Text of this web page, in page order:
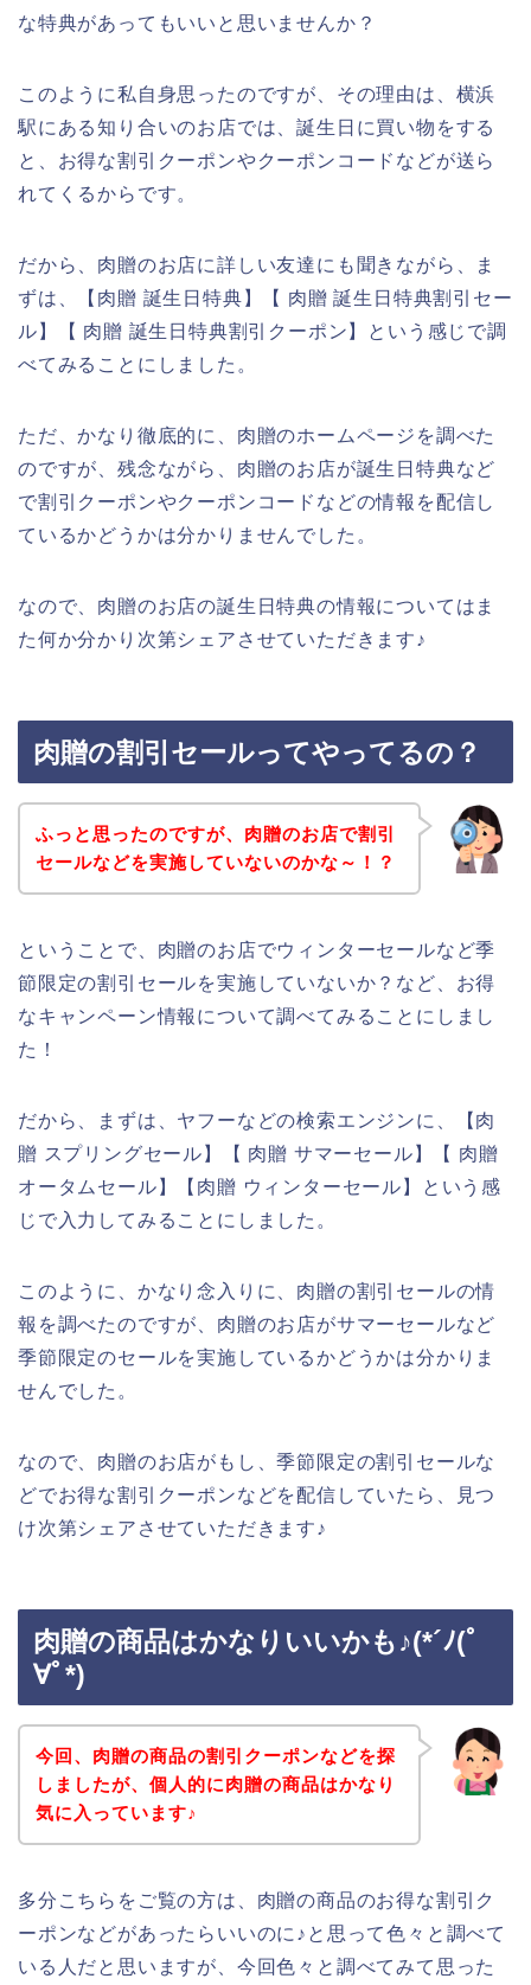
な特典があってもいいと思いませんか？
このように私自身思ったのですが、その理由は、横浜
駅にある知り合いのお店では、誕生日に買い物をする
と、お得な割引クーポンやクーポンコードなどが送ら
れてくるからです。
だから、肉贈のお店に詳しい友達にも聞きながら、ま
ずは、【肉贈 誕生日特典】【 肉贈 誕生日特典割引セー
ル】【 肉贈 誕生日特典割引クーポン】という感じで調
べてみることにしました。
ただ、かなり徹底的に、肉贈のホームページを調べた
のですが、残念ながら、肉贈のお店が誕生日特典など
で割引クーポンやクーポンコードなどの情報を配信し
ているかどうかは分かりませんでした。
なので、肉贈のお店の誕生日特典の情報についてはま
た何か分かり次第シェアさせていただきます♪
肉贈の割引セールってやってるの？
ふっと思ったのですが、肉贈のお店で割引
セールなどを実施していないのかな～！？
ということで、肉贈のお店でウィンターセールなど季
節限定の割引セールを実施していないか？など、お得
なキャンペーン情報について調べてみることにしまし
た！
だから、まずは、ヤフーなどの検索エンジンに、【肉
贈 スプリングセール】【 肉贈 サマーセール】【 肉贈
オータムセール】【肉贈 ウィンターセール】という感
じで入力してみることにしました。
このように、かなり念入りに、肉贈の割引セールの情
報を調べたのですが、肉贈のお店がサマーセールなど
季節限定のセールを実施しているかどうかは分かりま
せんでした。
なので、肉贈のお店がもし、季節限定の割引セールな
どでお得な割引クーポンなどを配信していたら、見つ
け次第シェアさせていただきます♪
肉贈の商品はかなりいいかも♪(*´ﾉ(ﾟ
∀ﾟ*)
今回、肉贈の商品の割引クーポンなどを探
しましたが、個人的に肉贈の商品はかなり
気に入っています♪
多分こちらをご覧の方は、肉贈の商品のお得な割引ク
ーポンなどがあったらいいのに♪と思って色々と調べて
いる人だと思いますが、今回色々と調べてみて思った